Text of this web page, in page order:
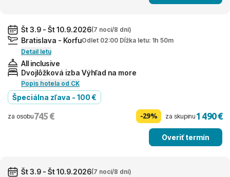
Št 3.9 - Št 10.9.2026(7 nocí/8 dní)
Bratislava - KorfuOdlet 02:00 Dĺžka letu: 1h 50m
Detail letu
All inclusive
Dvojlôžková izba Výhľad na more
Popis hotela od CK
Špeciálna zľava - 100 €
za osobu745 € -29% za skupinu1 490 €
Overiť termín
Št 3.9 - Št 10.9.2026(7 nocí/8 dní)